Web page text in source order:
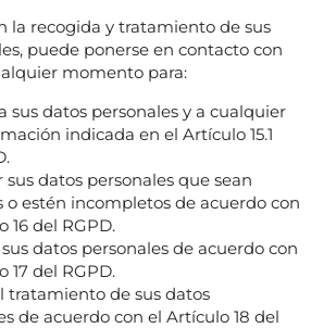
la recogida y tratamiento de sus
puede ponerse en contacto con
momento para:
sus datos personales y a cualquier
indicada en el Artículo 15.1
sus datos personales que sean
o estén incompletos de acuerdo con
16 del RGPD.
datos personales de acuerdo con
17 del RGPD.
tratamiento de sus datos
de acuerdo con el Artículo 18 del